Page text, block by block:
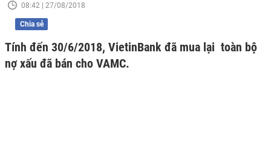
08:42 | 27/08/2018
Chia sẻ
Tính đến 30/6/2018, VietinBank đã mua lại toàn bộ
nợ xấu đã bán cho VAMC.